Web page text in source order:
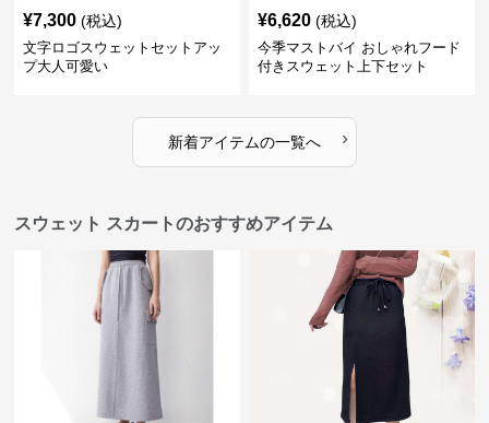
¥7,300 (税込)
文字ロゴスウェットセットアッ
プ大人可愛い
¥6,620 (税込)
今季マストバイ おしゃれフード
付きスウェット上下セット
新着アイテムの一覧へ ›
スウェット スカートのおすすめアイテム